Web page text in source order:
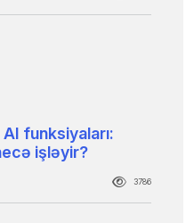
funksiyaları:
işləyir?
3786